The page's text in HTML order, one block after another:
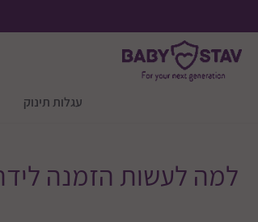
עגלות תינוק
למה לעשות הזמנה